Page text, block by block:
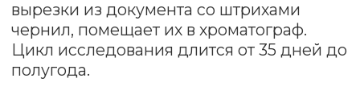
Несмотря на сложный метод
исследования, экспертиза давности
документов не позволяет установить
давность составления документа с
точностью до дня или месяца.